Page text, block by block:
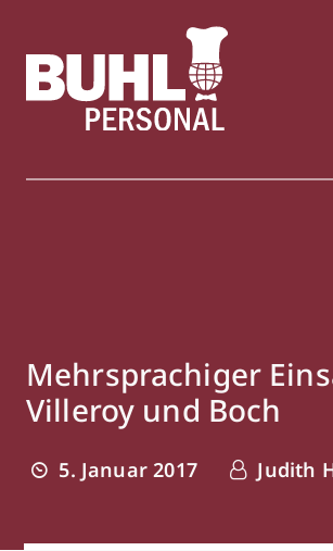
Mehrsprachiger
Villeroy und Boch
5. Januar 2017 Judith